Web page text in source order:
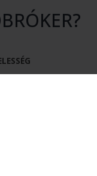
csak érvényes